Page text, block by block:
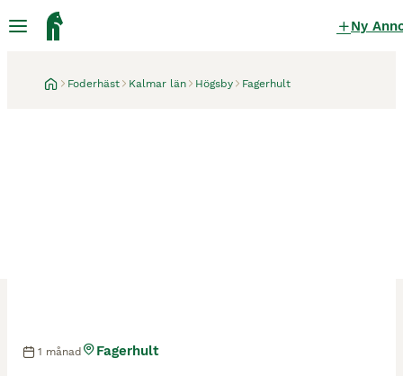
Ny
Foderhäst Kalmar län Högsby Fagerhult
1 månad Fagerhult